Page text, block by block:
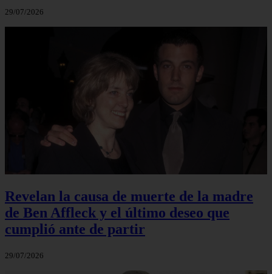
29/07/2026
Revelan la causa de muerte de la madre
de Ben Affleck y el último deseo que
cumplió ante de partir
29/07/2026